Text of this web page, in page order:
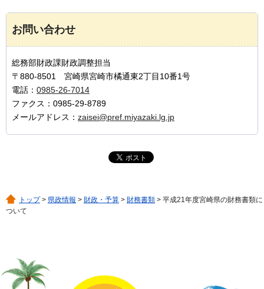
お問い合わせ
総務部財政課財政調整担当
〒880-8501 宮崎県宮崎市橘通東2丁目10番1号
電話： 0985-26-7014
ファクス：0985-29-8789
メールアドレス： zaisei@pref.miyazaki.lg.jp
トップ> 県政情報 > 財政・予算 > 財務書類 > 平成21年度宮崎県の財務書類に
ついて